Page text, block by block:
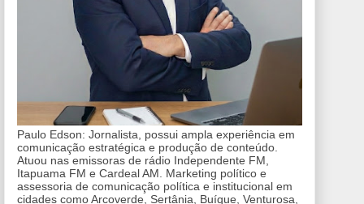
Paulo Edson: Jornalista, possui ampla experiência em
comunicação estratégica e produção de conteúdo.
Atuou nas emissoras de rádio Independente FM,
Itapuama FM e Cardeal AM. Marketing político e
assessoria de comunicação política e institucional em
cidades como Arcoverde, Sertânia, Buíque, Venturosa,